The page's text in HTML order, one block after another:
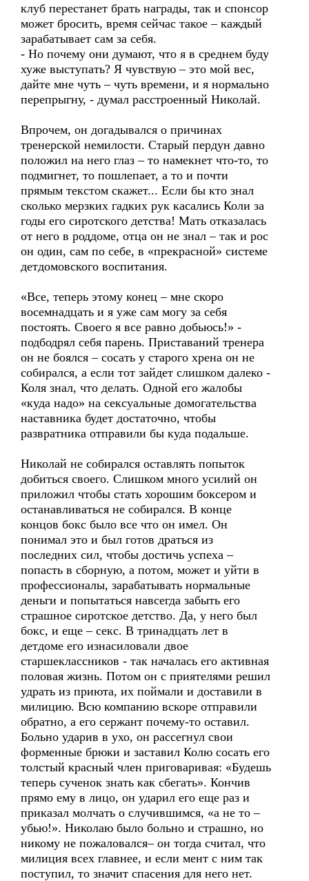
клуб перестанет брать награды, так и спонсор
может бросить, время сейчас такое – каждый
зарабатывает сам за себя.
- Но почему они думают, что я в среднем буду
хуже выступать? Я чувствую – это мой вес,
дайте мне чуть – чуть времени, и я нормально
перепрыгну, - думал расстроенный Николай.
Впрочем, он догадывался о причинах
тренерской немилости. Старый пердун давно
положил на него глаз – то намекнет что-то, то
подмигнет, то пошлепает, а то и почти
прямым текстом скажет... Если бы кто знал
сколько мерзких гадких рук касались Коли за
годы его сиротского детства! Мать отказалась
от него в роддоме, отца он не знал – так и рос
он один, сам по себе, в «прекрасной» системе
детдомовского воспитания.
«Все, теперь этому конец – мне скоро
восемнадцать и я уже сам могу за себя
постоять. Своего я все равно добьюсь!» -
подбодрял себя парень. Приставаний тренера
он не боялся – сосать у старого хрена он не
собирался, а если тот зайдет слишком далеко -
Коля знал, что делать. Одной его жалобы
«куда надо» на сексуальные домогательства
наставника будет достаточно, чтобы
развратника отправили бы куда подальше.
Николай не собирался оставлять попыток
добиться своего. Слишком много усилий он
приложил чтобы стать хорошим боксером и
останавливаться не собирался. В конце
концов бокс было все что он имел. Он
понимал это и был готов драться из
последних сил, чтобы достичь успеха –
попасть в сборную, а потом, может и уйти в
профессионалы, зарабатывать нормальные
деньги и попытаться навсегда забыть его
страшное сиротское детство. Да, у него был
бокс, и еще – секс. В тринадцать лет в
детдоме его изнасиловали двое
старшеклассников - так началась его активная
половая жизнь. Потом он с приятелями решил
удрать из приюта, их поймали и доставили в
милицию. Всю компанию вскоре отправили
обратно, а его сержант почему-то оставил.
Больно ударив в ухо, он рассегнул свои
форменные брюки и заставил Колю сосать его
толстый красный член приговаривая: «Будешь
теперь сученок знать как сбегать». Кончив
прямо ему в лицо, он ударил его еще раз и
приказал молчать о случившимся, «а не то –
убью!». Николаю было больно и страшно, но
никому не пожаловался– он тогда считал, что
милиция всех главнее, и если мент с ним так
поступил, то значит спасения для него нет.